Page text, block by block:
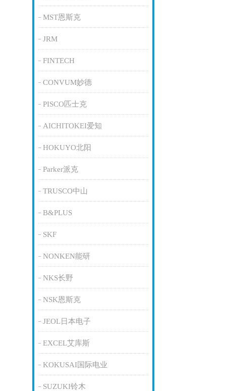
MST恩斯克
JRM
FINTECH
CONVUM妙德
PISCO匹士克
AICHITOKEI爱知
HOKUYO北阳
Parker派克
TRUSCO中山
B&PLUS
SKF
NONKEN能研
NKS长野
NSK恩斯克
JEOL日本电子
EXCEL艾库斯
KOKUSAI国际电业
SUZUKI铃木